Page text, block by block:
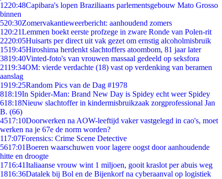
1220:48Capibara's lopen Braziliaans parlementsgebouw Mato Grosso
binnen
520:30Zomervakantieweerbericht: aanhoudend zomers
1 20:21Lemmen boekt eerste profzege in zware Ronde van Polen-rit
2220:05Huisarts per direct uit vak gezet om ernstig alcoholmisbruik
1519:45Hiroshima herdenkt slachtoffers atoombom, 81 jaar later
3819:40Vinted-foto's van vrouwen massaal gedeeld op seksfora
2119:34OM: vierde verdachte (18) vast op verdenking van beramen
aanslag
1919:25Random Pics van de Dag #1978
818:19In Spider-Man: Brand New Day is Spidey echt weer Spidey
618:18Nieuw slachtoffer in kindermisbruikzaak zorgprofessional Jan
B. (66)
4517:10Doorwerken na AOW-leeftijd vaker vastgelegd in cao's, moet
werken na je 67e de norm worden?
117:07Forensics: Crime Scene Detective
5617:01Boeren waarschuwen voor lagere oogst door aanhoudende
hitte en droogte
1716:41Italiaanse vrouw wint 1 miljoen, gooit kraslot per abuis weg
1816:36Datalek bij Bol en de Bijenkorf na cyberaanval op logistiek